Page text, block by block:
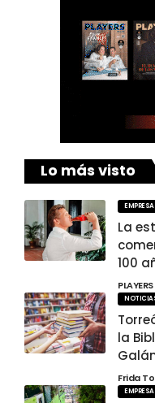
Lo más visto
La
100
la
Frida